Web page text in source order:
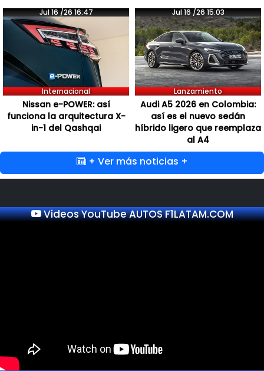
Jul 16 /26 16:47
Internacional
Nissan e-POWER: así
funciona la arquitectura X-
in-1 del Qashqai
Jul 16 /26 15:03
Lanzamiento
Audi A5 2026 en Colombia:
así es el nuevo sedán
híbrido ligero que reemplaza
al A4
+ Ver más noticias +
Videos YouTube AUTOS F1LATAM.COM